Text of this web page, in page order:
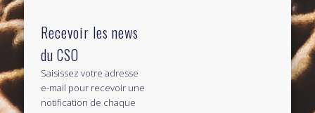
Recevoir les news
du CSO
Saisissez votre adresse
e-mail pour recevoir une
notification de chaque